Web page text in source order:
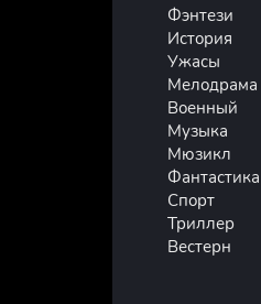
Фэнтези
История
Ужасы
Мелодрама
Военный
Музыка
Мюзикл
Фантастика
Спорт
Триллер
Вестерн